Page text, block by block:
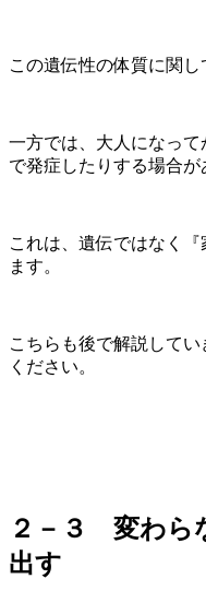
この遺伝性の体質に関し
一方では、大人になっ
で発症したりする場合が
これは、遺伝ではなく
ます。
こちらも後で解説して
ください。
２－３ 変わら
出す